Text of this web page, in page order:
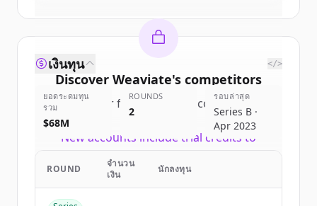
Discover Weaviate's competitors
Sign up for free to view all competitors
of
New accounts include trial credits to
Create Free Account
เงินทุน </>
ยอดระดมทุน
รวม
$68M
ROUNDS
2
รอบล่าสุด
Series B ·
Apr 2023
ROUND
จำนวน
เงิน
นักลงทุน